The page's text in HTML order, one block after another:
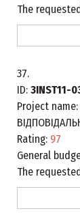
The
37.
ID: 3INST11-
Project name:
Rating: 97
General
The